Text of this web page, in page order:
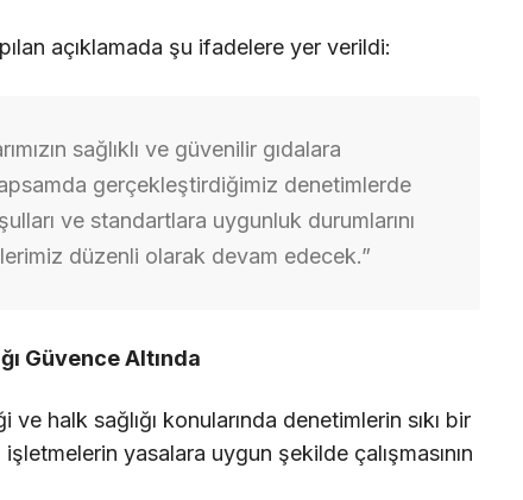
açıklamada şu ifadelere yer verildi:
sağlıklı ve güvenilir gıdalara
gerçekleştirdiğimiz denetimlerde
ve standartlara uygunluk durumlarını
düzenli olarak devam edecek.”
Güvence Altında
halk sağlığı konularında denetimlerin sıkı bir
yasalara uygun şekilde çalışmasının